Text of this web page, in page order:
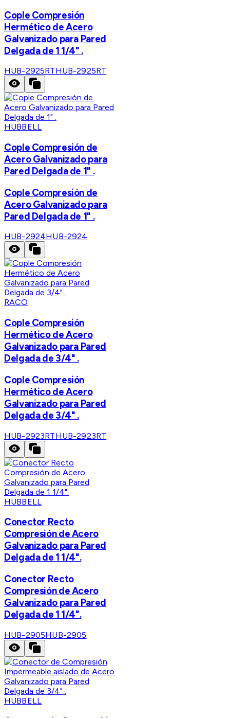
Cople Compresión
Hermético de Acero
Galvanizado para Pared
Delgada de 1 1/4" .
HUB-2925RTHUB-2925RT
HUBBELL
Cople Compresión de
Acero Galvanizado para
Pared Delgada de 1" .
Cople Compresión de
Acero Galvanizado para
Pared Delgada de 1" .
HUB-2924HUB-2924
RACO
Cople Compresión
Hermético de Acero
Galvanizado para Pared
Delgada de 3/4" .
Cople Compresión
Hermético de Acero
Galvanizado para Pared
Delgada de 3/4" .
HUB-2923RTHUB-2923RT
HUBBELL
Conector Recto
Compresión de Acero
Galvanizado para Pared
Delgada de 1 1/4".
Conector Recto
Compresión de Acero
Galvanizado para Pared
Delgada de 1 1/4".
HUB-2905HUB-2905
HUBBELL